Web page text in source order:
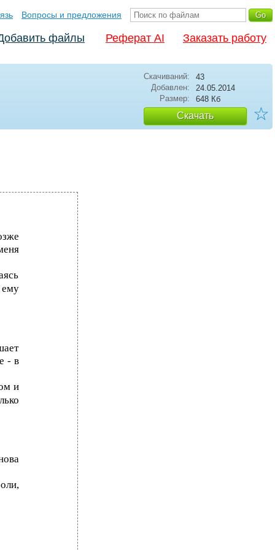
Вопросы и предложения
файлы Реферат AI Заказать работу
Скачиваний:
43
Добавлен:
24.05.2014
Размер:
648 Кб
Скачать ☆
ему
- в
и